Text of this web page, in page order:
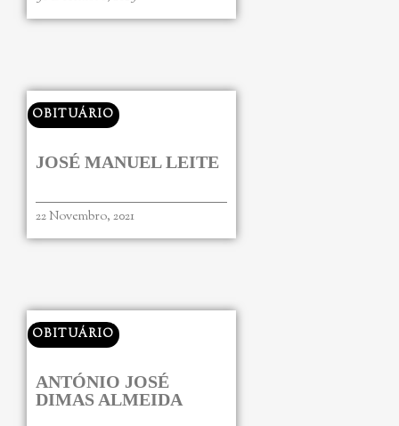
OBITUÁRIO
JOSÉ MANUEL LEITE
22 Novembro, 2021
OBITUÁRIO
ANTÓNIO JOSÉ
DIMAS ALMEIDA